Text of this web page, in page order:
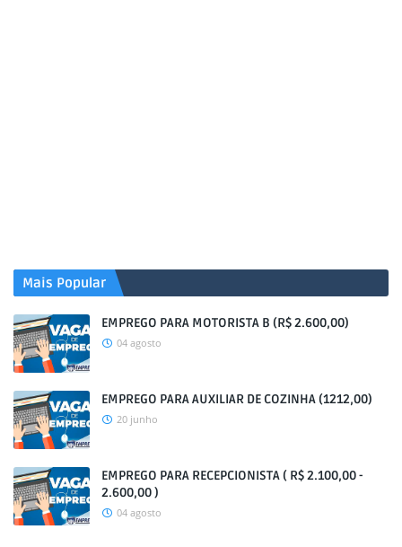
Mais Popular
EMPREGO PARA MOTORISTA B (R$ 2.600,00)
04 agosto
EMPREGO PARA AUXILIAR DE COZINHA (1212,00)
20 junho
EMPREGO PARA RECEPCIONISTA ( R$ 2.100,00 -
2.600,00 )
04 agosto